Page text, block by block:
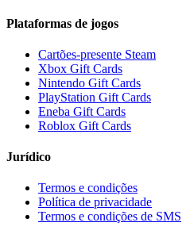
Plataformas de jogos
Cartões-presente Steam
Xbox Gift Cards
Nintendo Gift Cards
PlayStation Gift Cards
Eneba Gift Cards
Roblox Gift Cards
Jurídico
Termos e condições
Política de privacidade
Termos e condições de SMS